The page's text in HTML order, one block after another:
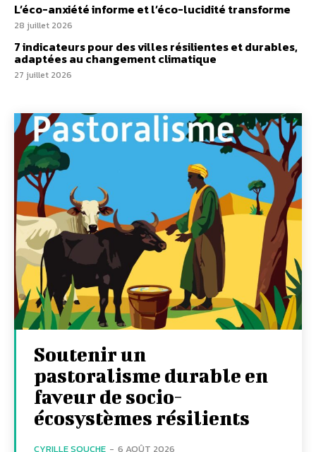
L’éco-anxiété informe et l’éco-lucidité transforme
28 juillet 2026
7 indicateurs pour des villes résilientes et durables,
adaptées au changement climatique
27 juillet 2026
Soutenir un
pastoralisme durable en
faveur de socio-
écosystèmes résilients
CYRILLE SOUCHE - 6 AOÛT 2026